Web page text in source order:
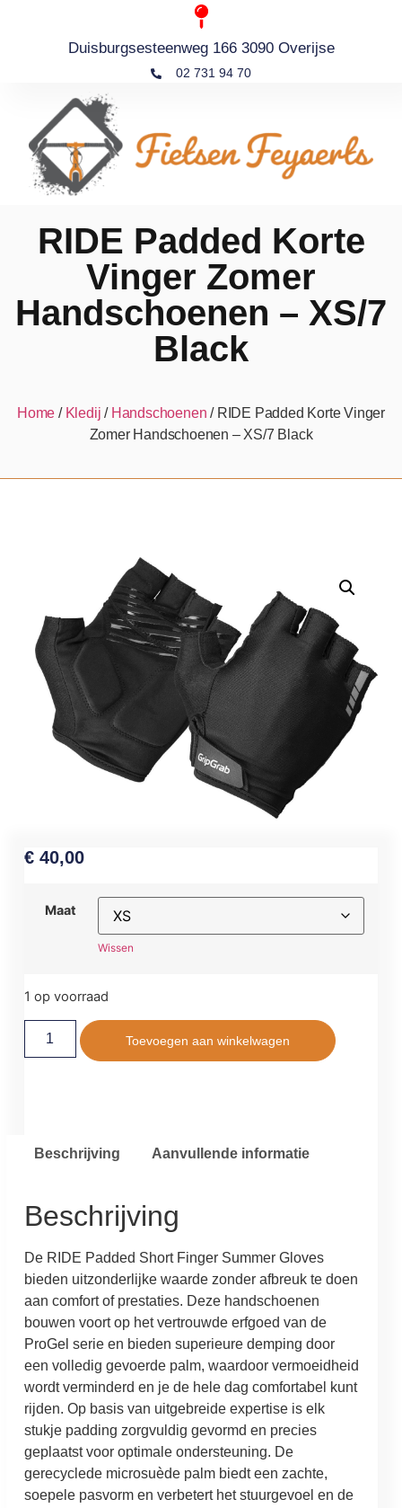
Duisburgsesteenweg 166 3090 Overijse
02 731 94 70
RIDE Padded Korte
Vinger Zomer
Handschoenen – XS/7
Black
Home / Kledij / Handschoenen / RIDE Padded Korte Vinger
Zomer Handschoenen – XS/7 Black
€40,00
Maat
Wissen
1 op voorraad
Toevoegen aan winkelwagen
Beschrijving Aanvullende informatie
Beschrijving
De RIDE Padded Short Finger Summer Gloves
bieden uitzonderlijke waarde zonder afbreuk te doen
aan comfort of prestaties. Deze handschoenen
bouwen voort op het vertrouwde erfgoed van de
ProGel serie en bieden superieure demping door
een volledig gevoerde palm, waardoor vermoeidheid
wordt verminderd en je de hele dag comfortabel kunt
rijden. Op basis van uitgebreide expertise is elk
stukje padding zorgvuldig gevormd en precies
geplaatst voor optimale ondersteuning. De
gerecyclede microsuède palm biedt een zachte,
soepele pasvorm en verbetert het stuurgevoel en de